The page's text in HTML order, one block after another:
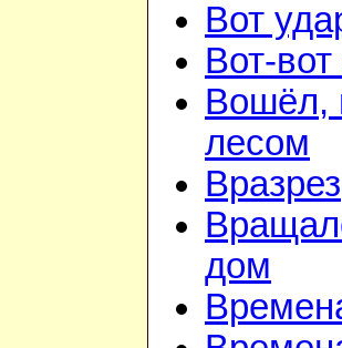
Вот
Вот-вот
Вошёл,
лесом
Вразрез
дом